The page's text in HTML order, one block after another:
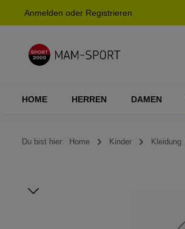
Zur Hauptnavigation springen
Anmelden oder Registrieren
HOME HERREN DAMEN
Du bist hier: Home Kinder Kleidung
Bildergalerie überspringen